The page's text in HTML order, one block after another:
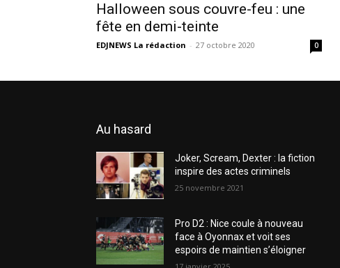
Halloween sous couvre-feu : une
fête en demi-teinte
EDJNEWS La rédaction - 27 octobre 2020 0
Au hasard
Joker, Scream, Dexter : la fiction
inspire des actes criminels
25 novembre 2021
Pro D2 : Nice coule à nouveau
face à Oyonnax et voit ses
espoirs de maintien s’éloigner